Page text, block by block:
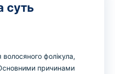
суть
волосяного фолікула,
причинами
на консультацію .